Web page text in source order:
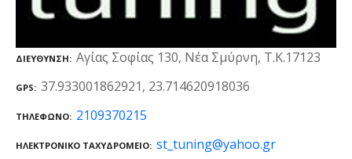
ΔΙΕΎΘΥΝΣΗ Αγίας Σοφίας 130, Νέα Σμύρνη, Τ.Κ.17123
GPS 37.933001862921, 23.714620918036
ΤΗΛΈΦΩΝΟ 2109370215
ΗΛΕΚΤΡΟΝΙΚΌ ΤΑΧΥΔΡΟΜΕΊΟ st_tuning@yahoo.gr